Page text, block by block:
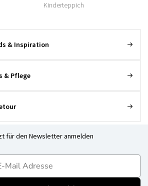
Kinderteppich
& Inspiration
& Pflege
für den Newsletter anmelden
mailadres